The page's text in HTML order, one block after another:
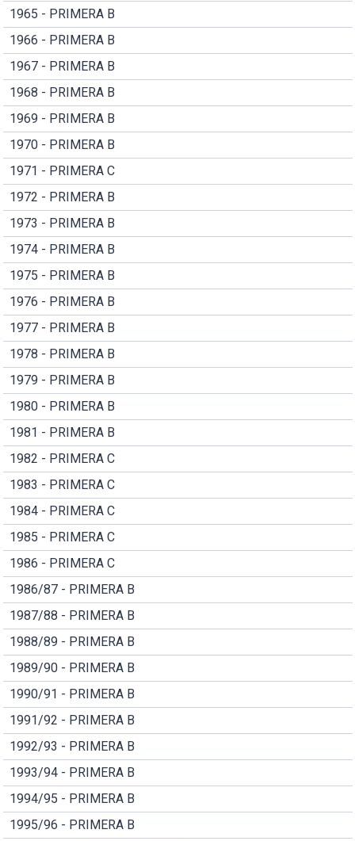
1965 - PRIMERA B
1966 - PRIMERA B
1967 - PRIMERA B
1968 - PRIMERA B
1969 - PRIMERA B
1970 - PRIMERA B
1971 - PRIMERA C
1972 - PRIMERA B
1973 - PRIMERA B
1974 - PRIMERA B
1975 - PRIMERA B
1976 - PRIMERA B
1977 - PRIMERA B
1978 - PRIMERA B
1979 - PRIMERA B
1980 - PRIMERA B
1981 - PRIMERA B
1982 - PRIMERA C
1983 - PRIMERA C
1984 - PRIMERA C
1985 - PRIMERA C
1986 - PRIMERA C
1986/87 - PRIMERA B
1987/88 - PRIMERA B
1988/89 - PRIMERA B
1989/90 - PRIMERA B
1990/91 - PRIMERA B
1991/92 - PRIMERA B
1992/93 - PRIMERA B
1993/94 - PRIMERA B
1994/95 - PRIMERA B
1995/96 - PRIMERA B